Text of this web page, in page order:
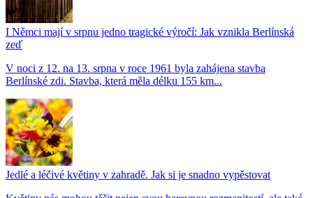
I Němci mají v srpnu jedno tragické výročí: Jak vznikla Berlínská
zeď
V noci z 12. na 13. srpna v roce 1961 byla zahájena stavba
Berlínské zdi. Stavba, která měla délku 155 km...
Jedlé a léčivé květiny v zahradě. Jak si je snadno vypěstovat